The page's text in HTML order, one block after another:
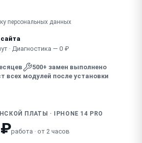
персональных данных
· Диагностика — 0 ₽
500+ замен выполнено
всех модулей после установки
ПЛАТЫ · IPHONE 14 PRO
работа · от 2 часов